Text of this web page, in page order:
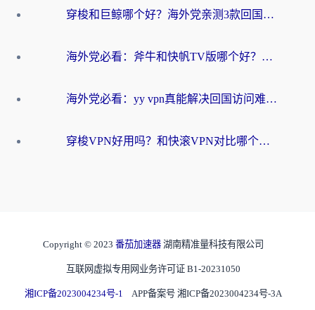
穿梭和巨鲸哪个好？海外党亲测3款回国加速器，教你避开90%的坑
海外党必看：斧牛和快帆TV版哪个好？3分钟选对回国加速器，无缝刷B站、追热剧
海外党必看：yy vpn真能解决回国访问难题？附云极initap测评+免费方案对比
穿梭VPN好用吗？和快滚VPN对比哪个回国效果更好？海外党选回国加速器必看指南
Copyright © 2023 番茄加速器 湖南精准量科技有限公司
互联网虚拟专用网业务许可证 B1-20231050
湘ICP备2023004234号-1 APP备案号 湘ICP备2023004234号-3A